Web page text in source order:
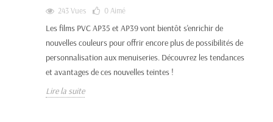
243 Vues 0 Aimé
Les films PVC AP35 et AP39 vont bientôt s'enrichir de
nouvelles couleurs pour offrir encore plus de possibilités de
personnalisation aux menuiseries. Découvrez les tendances
et avantages de ces nouvelles teintes !
Lire la suite